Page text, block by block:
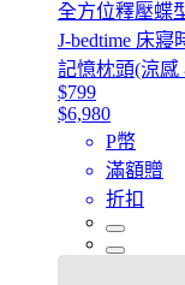
全方位釋壓蝶
J-bedtime 床
記憶枕頭(涼感
$799
$6,980
P幣
滿額贈
折扣